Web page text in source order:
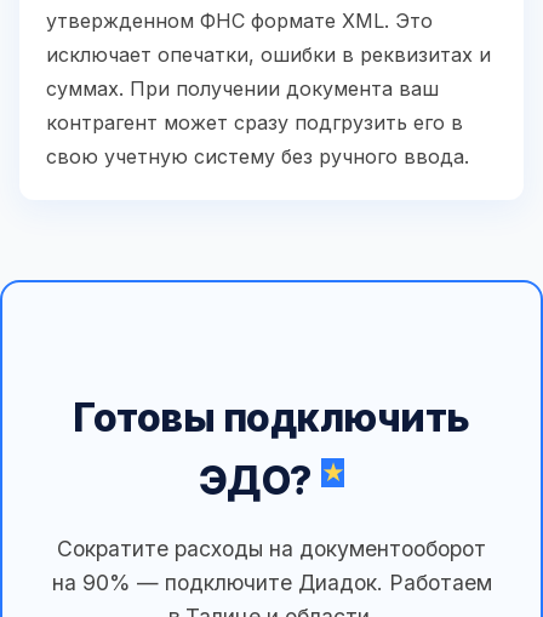
утвержденном ФНС формате XML. Это
исключает опечатки, ошибки в реквизитах и
суммах. При получении документа ваш
контрагент может сразу подгрузить его в
свою учетную систему без ручного ввода.
Готовы подключить
ЭДО?
Сократите расходы на документооборот
на 90% — подключите Диадок. Работаем